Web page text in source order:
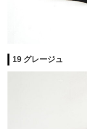
19 グレージュ